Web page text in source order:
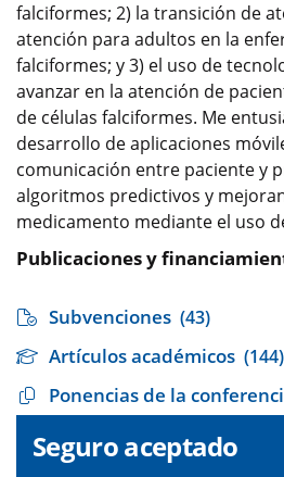
falciformes; 2) la transición de
atención para adultos en la
falciformes; y 3) el uso de
avanzar en la atención de
de células falciformes. Me
desarrollo de aplicaciones
comunicación entre paciente y
algoritmos predictivos y
medicamento mediante el uso
Publicaciones y
Subvenciones (43)
Artículos académicos (144)
Ponencias de la
Seguro aceptado